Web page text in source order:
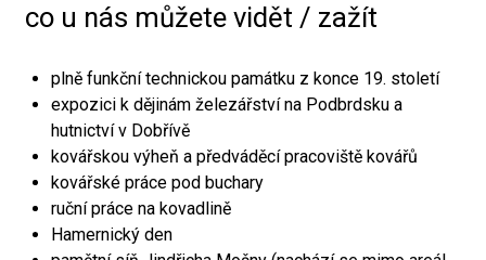
co u nás můžete vidět / zažít
plně funkční technickou památku z konce 19. století
expozici k dějinám železářství na Podbrdsku a
hutnictví v Dobřívě
kovářskou výheň a předváděcí pracoviště kovářů
kovářské práce pod buchary
ruční práce na kovadlině
Hamernický den